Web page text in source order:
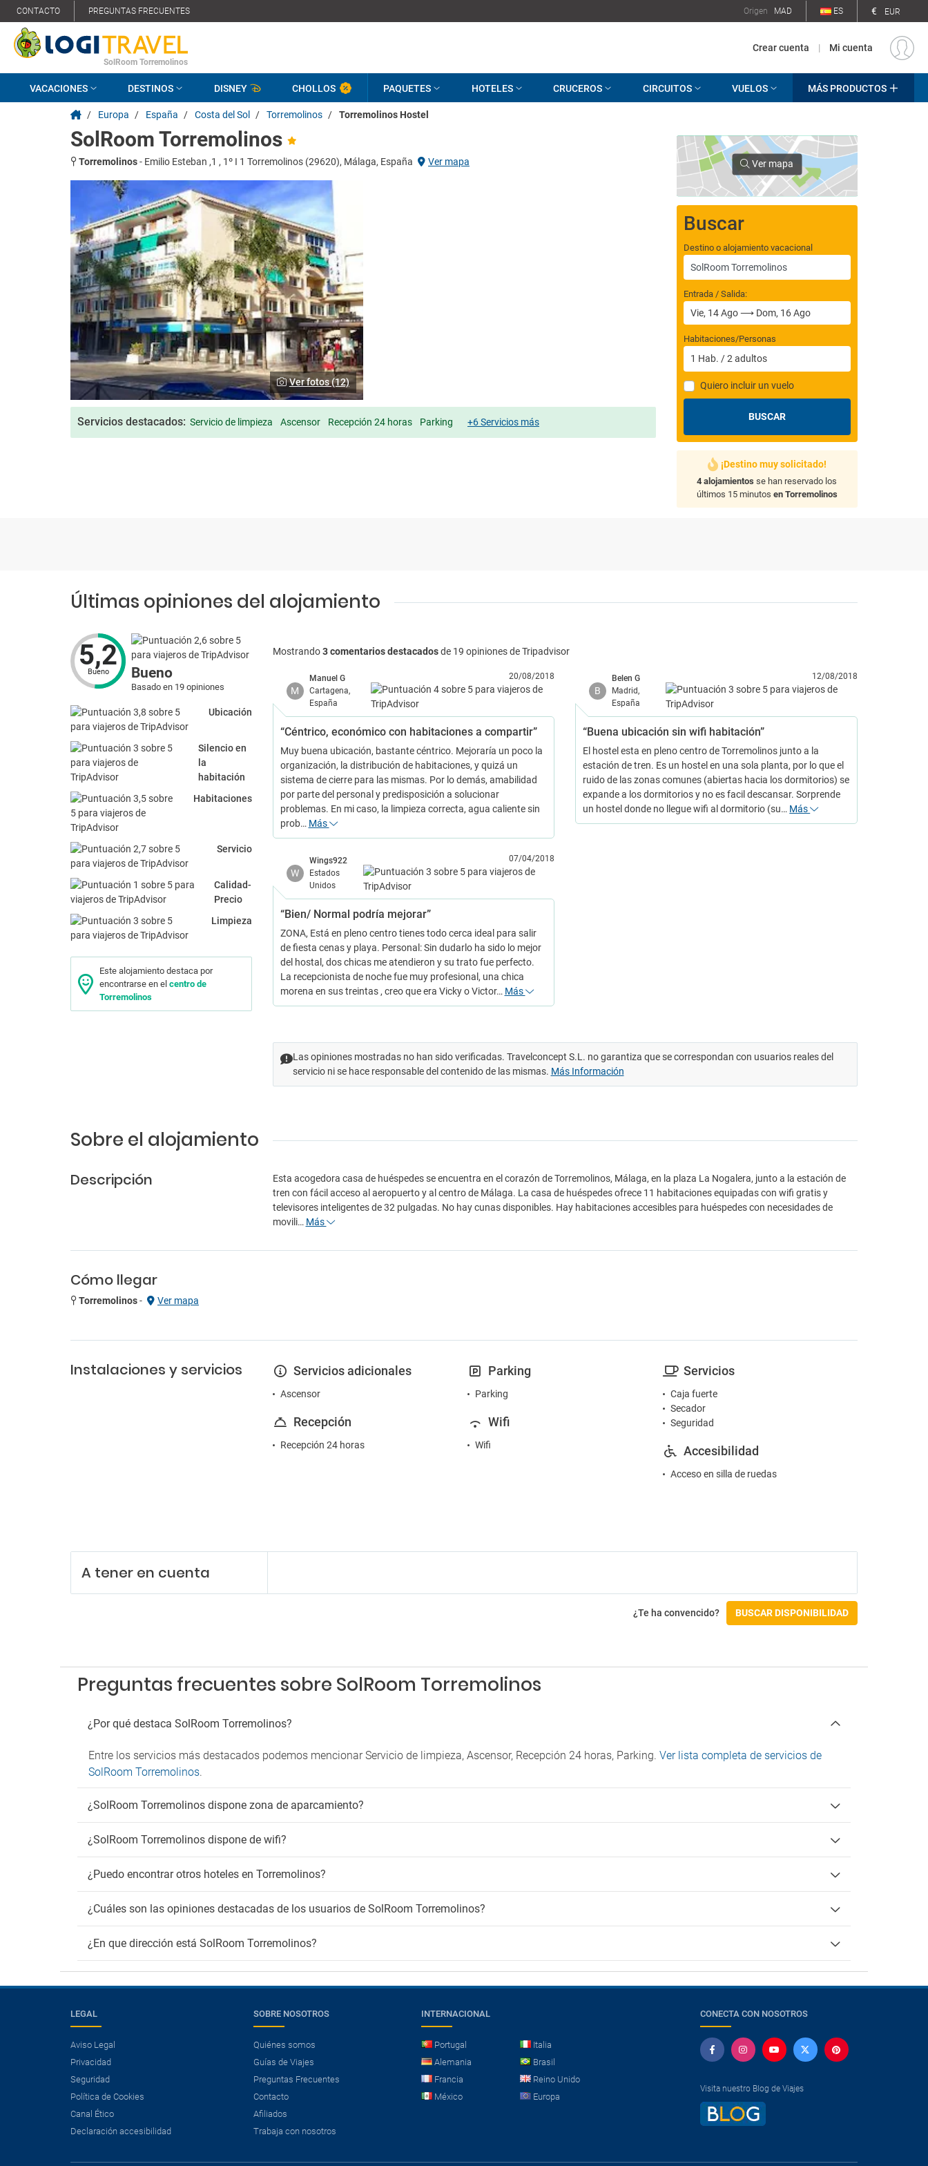
CONTACTO PREGUNTAS FRECUENTES Origen MAD ES € EUR
SolRoom Torremolinos
Crear cuenta | Mi cuenta
VACACIONES DESTINOS DISNEY CHOLLOS PAQUETES HOTELES CRUCEROS CIRCUITOS VUELOS MÁS PRODUCTOS
/ Europa / España / Costa del Sol / Torremolinos / Torremolinos Hostel
SolRoom Torremolinos
Torremolinos- Emilio Esteban ,1 , 1º I 1 Torremolinos (29620), Málaga, España Ver mapa
Ver fotos (12)
Servicios destacados: Servicio de limpieza Ascensor Recepción 24 horas Parking +6 Servicios más
Ver mapa
Buscar
Destino o alojamiento vacacional
Entrada / Salida:
Habitaciones/Personas
1 Hab. /2 adultos
Quiero incluir un vuelo
BUSCAR
¡Destino muy solicitado!
4 alojamientos se han reservado los
últimos 15 minutos en Torremolinos
Últimas opiniones del alojamiento
5,2
Bueno Bueno
Basado en 19 opiniones
Ubicación
Silencio en
la
habitación
Habitaciones
Servicio
Calidad-
Precio
Limpieza
Este alojamiento destaca por
encontrarse en el centro de
Torremolinos
Mostrando3 comentarios destacadosde 19 opiniones de Tripadvisor
M
Manuel G
Cartagena,
España
20/08/2018
“Céntrico, económico con habitaciones a compartir”
Muy buena ubicación, bastante céntrico. Mejoraría un poco la
organización, la distribución de habitaciones, y quizá un
sistema de cierre para las mismas. Por lo demás, amabilidad
por parte del personal y predisposición a solucionar
problemas. En mi caso, la limpieza correcta, agua caliente sin
prob… Más
B
Belen G
Madrid,
España
12/08/2018
“Buena ubicación sin wifi habitación”
El hostel esta en pleno centro de Torremolinos junto a la
estación de tren. Es un hostel en una sola planta, por lo que el
ruido de las zonas comunes (abiertas hacia los dormitorios) se
expande a los dormitorios y no es facil descansar. Sorprende
un hostel donde no llegue wifi al dormitorio (su… Más
W
Wings922
Estados
Unidos
07/04/2018
“Bien/ Normal podría mejorar”
ZONA, Está en pleno centro tienes todo cerca ideal para salir
de fiesta cenas y playa. Personal: Sin dudarlo ha sido lo mejor
del hostal, dos chicas me atendieron y su trato fue perfecto.
La recepcionista de noche fue muy profesional, una chica
morena en sus treintas , creo que era Vicky o Victor… Más
Las opiniones mostradas no han sido verificadas. Travelconcept S.L. no garantiza que se correspondan con usuarios reales del
servicio ni se hace responsable del contenido de las mismas. Más Información
Sobre el alojamiento
Descripción
Esta acogedora casa de huéspedes se encuentra en el corazón de Torremolinos, Málaga, en la plaza La Nogalera, junto a la estación de
tren con fácil acceso al aeropuerto y al centro de Málaga. La casa de huéspedes ofrece 11 habitaciones equipadas con wifi gratis y
televisores inteligentes de 32 pulgadas. No hay cunas disponibles. Hay habitaciones accesibles para huéspedes con necesidades de
movili… Más
Cómo llegar
Torremolinos- Ver mapa
Instalaciones y servicios Servicios adicionales
Ascensor
Recepción
Recepción 24 horas
Parking
Parking
Wifi
Wifi
Servicios
Caja fuerte
Secador
Seguridad
Accesibilidad
Acceso en silla de ruedas
A tener en cuenta
¿Te ha convencido? BUSCAR DISPONIBILIDAD
Preguntas frecuentes sobre SolRoom Torremolinos
¿Por qué destaca SolRoom Torremolinos?
Entre los servicios más destacados podemos mencionar Servicio de limpieza, Ascensor, Recepción 24 horas, Parking. Ver lista completa de servicios de
SolRoom Torremolinos.
¿SolRoom Torremolinos dispone zona de aparcamiento?
¿SolRoom Torremolinos dispone de wifi?
¿Puedo encontrar otros hoteles en Torremolinos?
¿Cuáles son las opiniones destacadas de los usuarios de SolRoom Torremolinos?
¿En que dirección está SolRoom Torremolinos?
¿Necesitas un vuelo?
LEGAL
Aviso Legal
Privacidad
Seguridad
Política de Cookies
Canal Ético
Declaración accesibilidad
SOBRE NOSOTROS
Quiénes somos
Guías de Viajes
Preguntas Frecuentes
Contacto
Afiliados
Trabaja con nosotros
INTERNACIONAL
Portugal
Italia
Alemania
Brasil
Francia
Reino Unido
México
Europa
CONECTA CON NOSOTROS
Visita nuestro Blog de Viajes